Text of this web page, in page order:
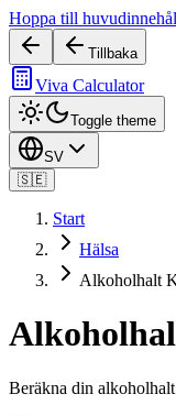
Hoppa till
Tillbaka
Viva Calculator
Toggle theme
SV
🇸🇪
Start
Hälsa
Alkoholhalt
Beräkna din